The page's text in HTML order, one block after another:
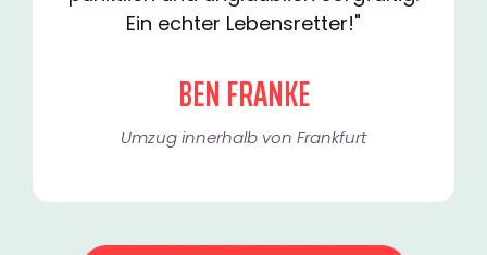
Ein echter Lebensretter!"
BEN FRANKE
Umzug innerhalb von Frankfurt​